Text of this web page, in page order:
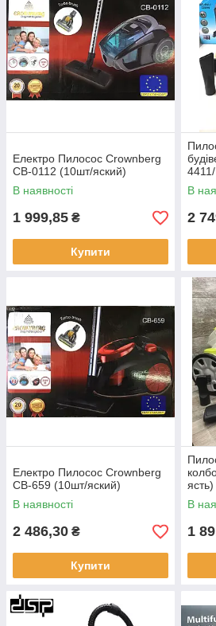
Електро Пилосос Crownberg
CB-0112 (10шт/яский)
В наявності
1 999,85 ₴
Купити
В
2
Електро Пилосос Crownberg
CB-659 (10шт/яский)
В наявності
2 486,30 ₴
Купити
ясть)
В
1